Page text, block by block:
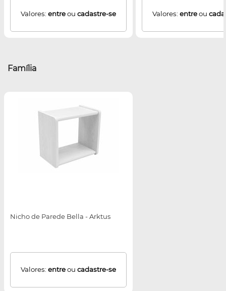
Valores: entreou cadastre-se Valores: entreou
Família
Nicho de Parede Bella - Arktus
Valores: entreou cadastre-se